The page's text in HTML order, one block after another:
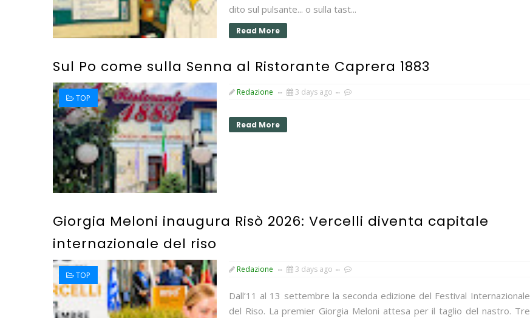
dito sul pulsante... o sulla tast...
Read More
Sul Po come sulla Senna al Ristorante Caprera 1883
TOP
Redazione 3 days ago
Read More
Giorgia Meloni inaugura Risò 2026: Vercelli diventa capitale
internazionale del riso
TOP
Redazione 3 days ago
Dall’11 al 13 settembre la seconda edizione del Festival Internazionale
del Riso. La premier Giorgia Meloni attesa per il taglio del nastro. Tre